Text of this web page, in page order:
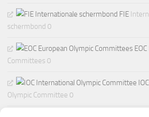
FIE
schermbond 0
EOC
Committees 0
IOC
Olympic Committee 0